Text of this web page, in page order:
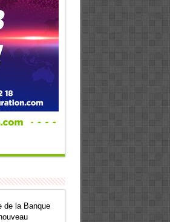
de la Banque